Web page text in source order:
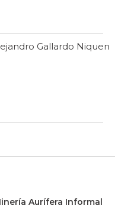
Aurífera Informal